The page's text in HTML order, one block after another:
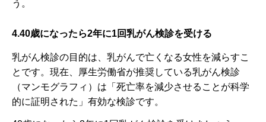
う。
4.40歳になったら2年に1回乳がん検診を受ける
乳がん検診の目的は、乳がんで亡くなる女性を減らすこ
とです。現在、厚生労働省が推奨している乳がん検診
（マンモグラフィ）は「死亡率を減少させることが科学
的に証明された」有効な検診です。